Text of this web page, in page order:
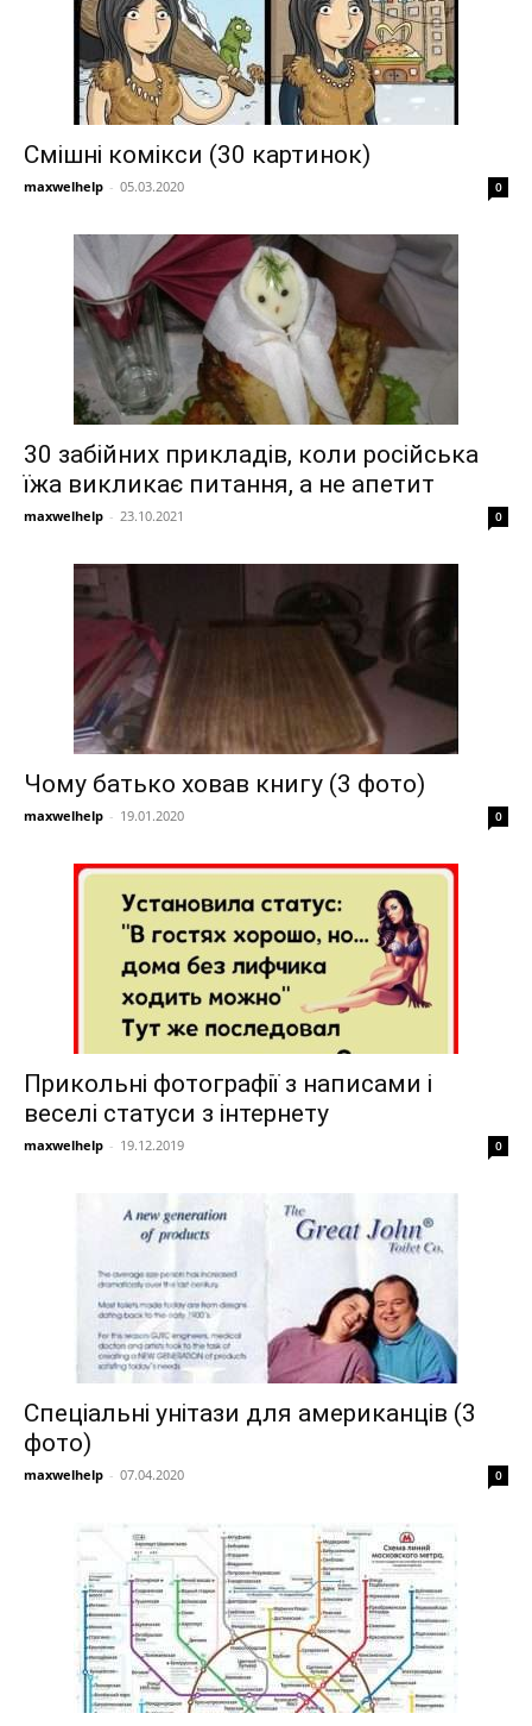
Смішні комікси (30 картинок)
maxwelhelp - 05.03.2020 0
30 забійних прикладів, коли російська
їжа викликає питання, а не апетит
maxwelhelp - 23.10.2021 0
Чому батько ховав книгу (3 фото)
maxwelhelp - 19.01.2020 0
Прикольні фотографії з написами і
веселі статуси з інтернету
maxwelhelp - 19.12.2019 0
Спеціальні унітази для американців (3
фото)
maxwelhelp - 07.04.2020 0